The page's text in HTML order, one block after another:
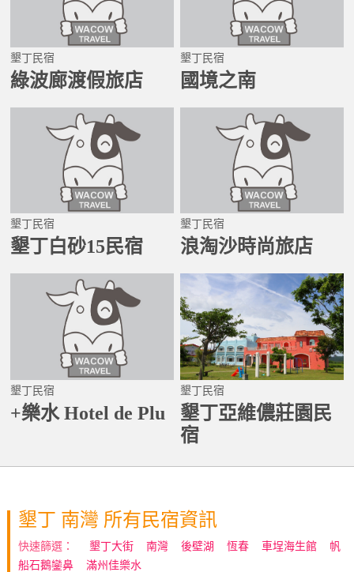
墾丁民宿
綠波廊渡假旅店
墾丁民宿
國境之南
墾丁民宿
墾丁白砂15民宿
墾丁民宿
浪淘沙時尚旅店
墾丁民宿
+樂水 Hotel de Plu
墾丁民宿
墾丁亞維儂莊園民
宿
墾丁 南灣 所有民宿資訊
快速篩選： 墾丁大街 南灣 後壁湖 恆春 車埕海生館
帆
船石鵝鑾鼻
滿州佳樂水